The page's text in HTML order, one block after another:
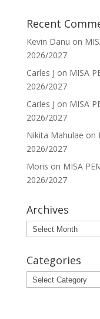
Recent
Kevin Danu on
2026/2027
Carles J on MISA
2026/2027
Carles J on MISA
2026/2027
Nikita Mahulae on
2026/2027
Moris on MISA
2026/2027
Archives
Archives
Categories
Categories